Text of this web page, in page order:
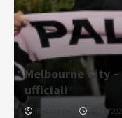
Melbourne City
ufficiali
07/08/